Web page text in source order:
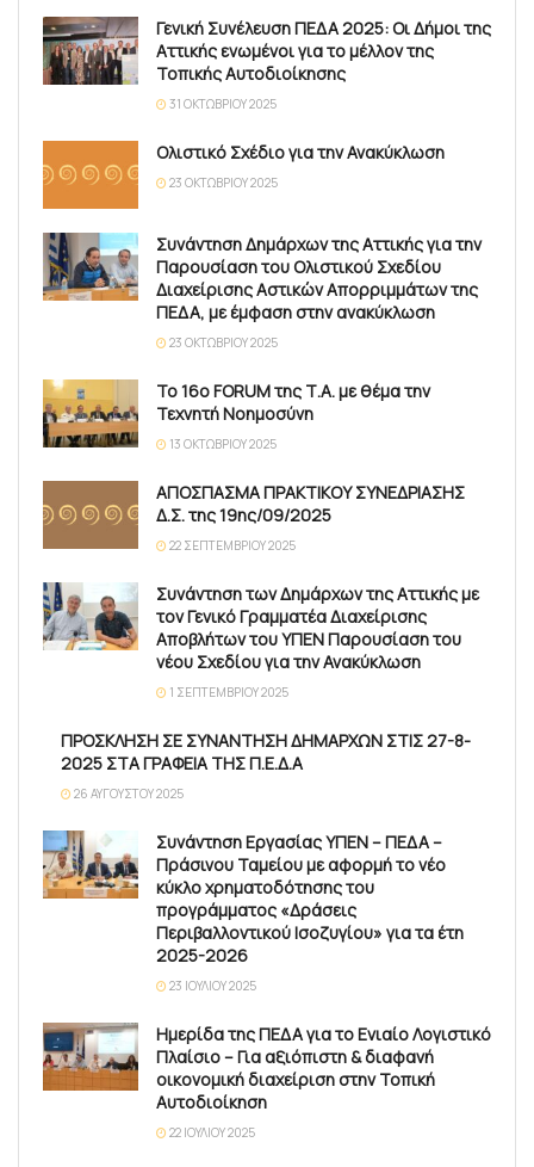
Γενική Συνέλευση ΠΕΔΑ 2025: Οι Δήμοι της
Αττικής ενωμένοι για το μέλλον της
Τοπικής Αυτοδιοίκησης
31 ΟΚΤΩΒΡΊΟΥ 2025
Ολιστικό Σχέδιο για την Ανακύκλωση
23 ΟΚΤΩΒΡΊΟΥ 2025
Συνάντηση Δημάρχων της Αττικής για την
Παρουσίαση του Ολιστικού Σχεδίου
Διαχείρισης Αστικών Απορριμμάτων της
ΠΕΔΑ, με έμφαση στην ανακύκλωση
23 ΟΚΤΩΒΡΊΟΥ 2025
Το 16ο FORUM της Τ.Α. με θέμα την
Τεχνητή Νοημοσύνη
13 ΟΚΤΩΒΡΊΟΥ 2025
ΑΠΟΣΠΑΣΜΑ ΠΡΑΚΤΙΚΟΥ ΣΥΝΕΔΡΙΑΣΗΣ
Δ.Σ. της 19ης/09/2025
22 ΣΕΠΤΕΜΒΡΊΟΥ 2025
Συνάντηση των Δημάρχων της Αττικής με
τον Γενικό Γραμματέα Διαχείρισης
Αποβλήτων του ΥΠΕΝ Παρουσίαση του
νέου Σχεδίου για την Ανακύκλωση
1 ΣΕΠΤΕΜΒΡΊΟΥ 2025
ΠΡΟΣΚΛΗΣΗ ΣΕ ΣΥΝΑΝΤΗΣΗ ΔΗΜΑΡΧΩΝ ΣΤΙΣ 27-8-
2025 ΣΤΑ ΓΡΑΦΕΙΑ ΤΗΣ Π.Ε.Δ.Α
26 ΑΥΓΟΎΣΤΟΥ 2025
Συνάντηση Εργασίας ΥΠΕΝ – ΠΕΔΑ –
Πράσινου Ταμείου με αφορμή το νέο
κύκλο χρηματοδότησης του
προγράμματος «Δράσεις
Περιβαλλοντικού Ισοζυγίου» για τα έτη
2025-2026
23 ΙΟΥΛΊΟΥ 2025
Ημερίδα της ΠΕΔΑ για το Ενιαίο Λογιστικό
Πλαίσιο – Για αξιόπιστη & διαφανή
οικονομική διαχείριση στην Τοπική
Αυτοδιοίκηση
22 ΙΟΥΛΊΟΥ 2025